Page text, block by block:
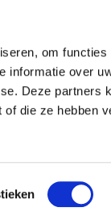
om
informatie over
Deze partners
die ze hebben
gevaarlijke
gevaarlijk afval